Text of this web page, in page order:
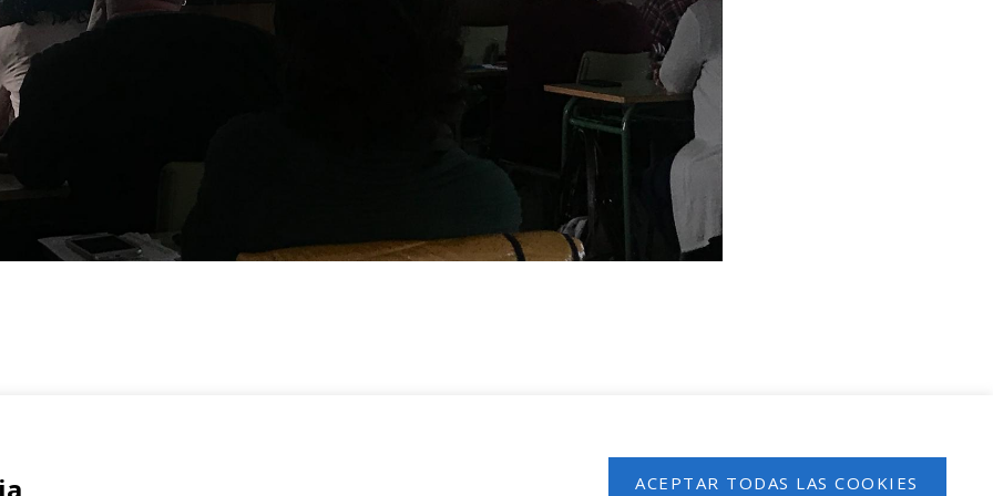
Registrate en nuestro boletín de noticias
ACEPTAR TODAS LAS COOKIES